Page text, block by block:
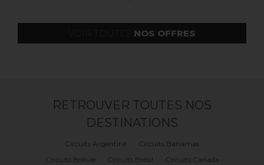
NOS OFFRES
RETROUVER TOUTES NOS
DESTINATIONS
Circuits Argentine
Circuits Bahamas
Circuits Bolivie
Circuits Brésil
Circuits Canada